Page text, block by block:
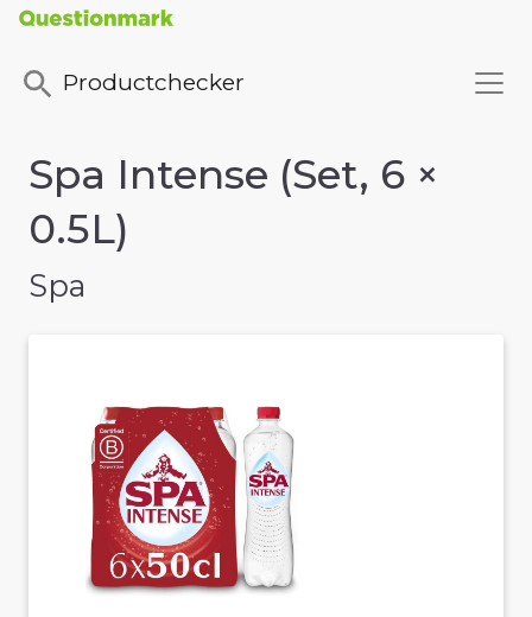
Productchecker
Spa Intense (Set, 6 ×
0.5L)
Spa